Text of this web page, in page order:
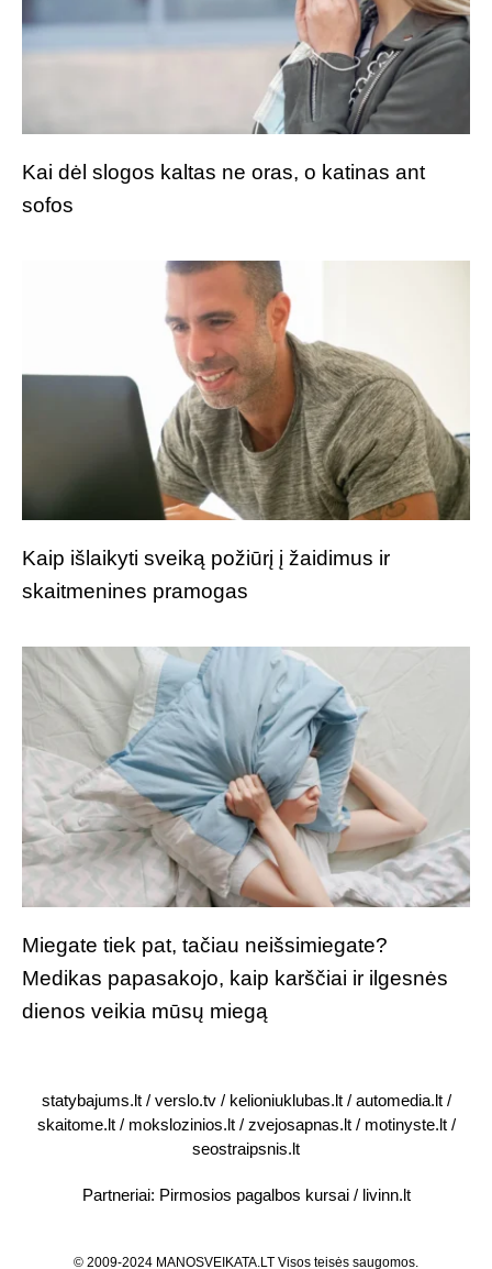
Kai dėl slogos kaltas ne oras, o katinas ant
sofos
Kaip išlaikyti sveiką požiūrį į žaidimus ir
skaitmenines pramogas
Miegate tiek pat, tačiau neišsimiegate?
Medikas papasakojo, kaip karščiai ir ilgesnės
dienos veikia mūsų miegą
statybajums.lt/ verslo.tv/ kelioniuklubas.lt/ automedia.lt/
skaitome.lt/ mokslozinios.lt/ zvejosapnas.lt/ motinyste.lt/
seostraipsnis.lt
Partneriai: Pirmosios pagalbos kursai/ livinn.lt
© 2009-2024 MANOSVEIKATA.LT Visos teisės saugomos.